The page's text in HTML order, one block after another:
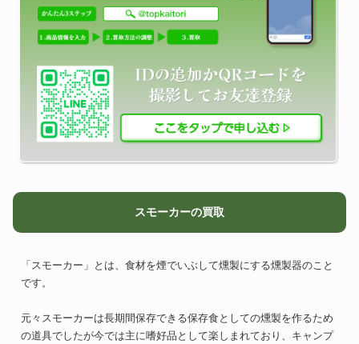
スモーカーの買取
「スモーカー」とは、食材を煙でいぶして燻製にする燻製器のこと
です。
元々スモーカーは長期間保存できる保存食としての燻製を作るため
の道具でしたが今では主に嗜好品として楽しまれており、キャンプ